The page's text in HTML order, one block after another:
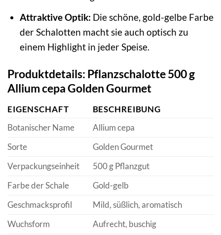
Attraktive Optik: Die schöne, gold-gelbe Farbe
der Schalotten macht sie auch optisch zu
einem Highlight in jeder Speise.
Produktdetails: Pflanzschalotte 500 g
Allium cepa Golden Gourmet
EIGENSCHAFT
BESCHREIBUNG
Botanischer Name
Allium cepa
Sorte
Golden Gourmet
Verpackungseinheit
500 g Pflanzgut
Farbe der Schale
Gold-gelb
Geschmacksprofil
Mild, süßlich, aromatisch
Wuchsform
Aufrecht, buschig